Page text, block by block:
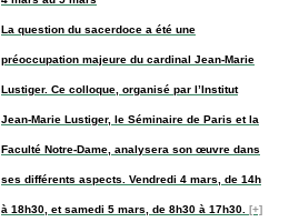
La question du sacerdoce a été une
préoccupation majeure du cardinal Jean-Marie
Lustiger. Ce colloque, organisé par l’Institut
Jean-Marie Lustiger, le Séminaire de Paris et la
Faculté Notre-Dame, analysera son œuvre dans
ses différents aspects. Vendredi 4 mars, de 14h
à 18h30, et samedi 5 mars, de 8h30 à 17h30. [+]